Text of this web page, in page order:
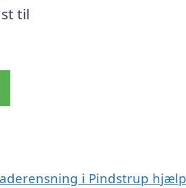
til
i Pindstrup